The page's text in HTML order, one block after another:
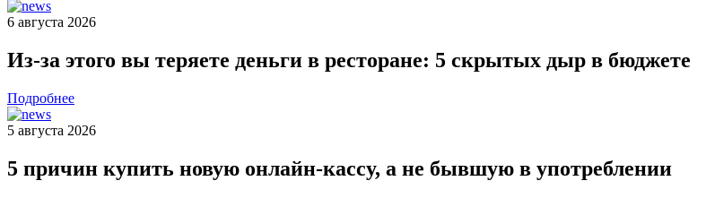
6 августа 2026
Из-за этого вы теряете деньги в ресторане: 5 скрытых дыр в бюджете
Подробнее
5 августа 2026
5 причин купить новую онлайн-кассу, а не бывшую в употреблении